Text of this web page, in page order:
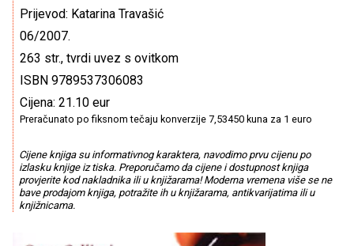
Prijevod: Katarina Travašić
06/2007.
263 str., tvrdi uvez s ovitkom
ISBN 9789537306083
Cijena: 21.10 eur
Preračunato po fiksnom tečaju konverzije 7,53450 kuna za 1 euro
Cijene knjiga su informativnog karaktera, navodimo prvu cijenu po
izlasku knjige iz tiska. Preporučamo da cijene i dostupnost knjiga
provjerite kod nakladnika ili u knjižarama! Moderna vremena više se ne
bave prodajom knjiga, potražite ih u knjižarama, antikvarijatima ili u
knjižnicama.